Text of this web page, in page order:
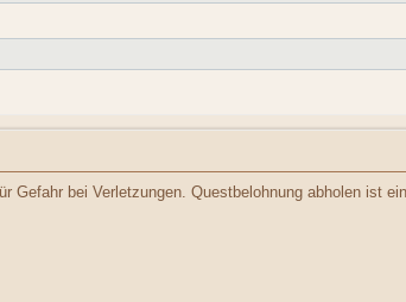
bei Verletzungen. Questbelohnung abholen ist